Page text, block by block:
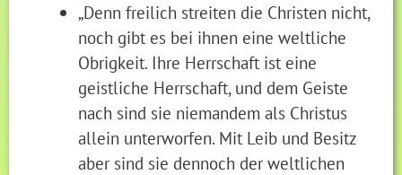
„Denn freilich streiten die Christen nicht,
noch gibt es bei ihnen eine weltliche
Obrigkeit. Ihre Herrschaft ist eine
geistliche Herrschaft, und dem Geiste
nach sind sie niemandem als Christus
allein unterworfen. Mit Leib und Besitz
aber sind sie dennoch der weltlichen